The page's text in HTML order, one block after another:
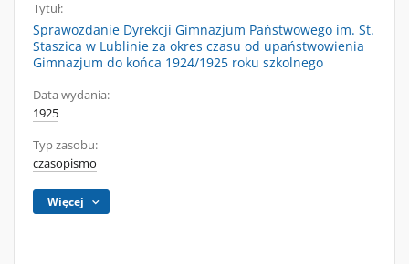
Tytuł:
Sprawozdanie Dyrekcji Gimnazjum Państwowego im. St.
Staszica w Lublinie za okres czasu od upaństwowienia
Gimnazjum do końca 1924/1925 roku szkolnego
Data wydania:
1925
Typ zasobu:
czasopismo
Więcej